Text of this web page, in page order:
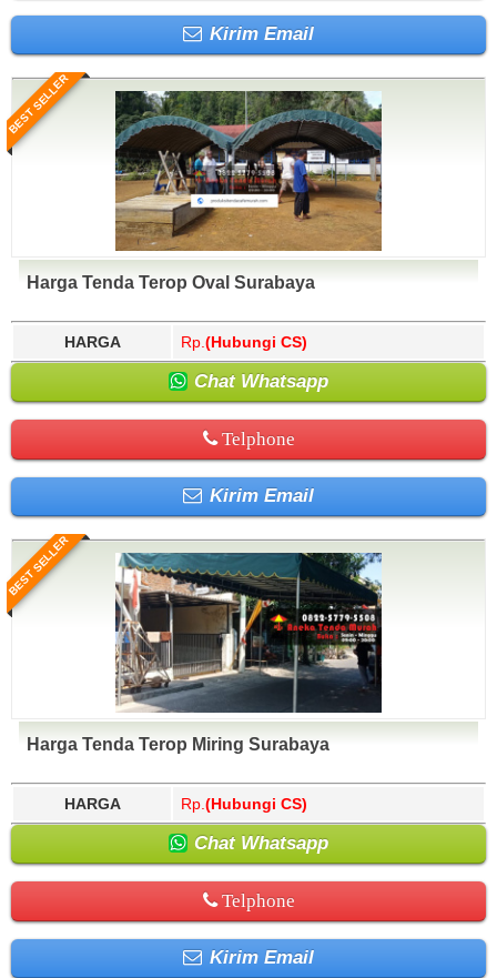
Kirim Email
BEST SELLER
Harga Tenda Terop Oval Surabaya
HARGA Rp. (Hubungi CS)
Chat Whatsapp
Telphone
Kirim Email
BEST SELLER
Harga Tenda Terop Miring Surabaya
HARGA Rp. (Hubungi CS)
Chat Whatsapp
Telphone
Kirim Email